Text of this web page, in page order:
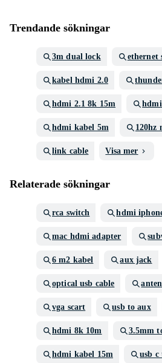
Trendande sökningar
3m dual lock ethernet
kabel hdmi 2.0
hdmi 2.1 8k 15m
hdmi kabel 5m 120hz
link cable Visa mer
Relaterade sökningar
rca switch hdmi
mac hdmi adapter
6 m2 kabel aux jack
optical usb cable
vga scart usb to aux
hdmi 8k 10m 3.5mm
hdmi kabel 15m usb c